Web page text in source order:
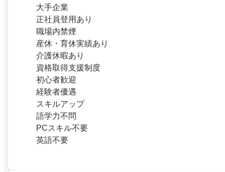
大手企業
正社員登用あり
職場内禁煙
産休・育休実績あり
介護休暇あり
資格取得支援制度
初心者歓迎
経験者優遇
スキルアップ
語学力不問
PCスキル不要
英語不要